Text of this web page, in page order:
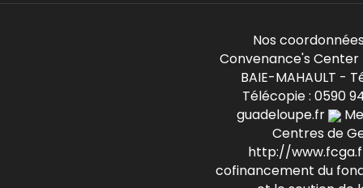
Nos coordonnées
Convenance's Center
BAIE-MAHAULT -
Télécopie : 0590
guadeloupe.fr
Centres de
http://
cofinancement du